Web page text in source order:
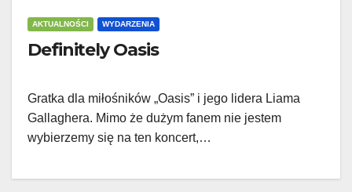
AKTUALNOŚCI WYDARZENIA
Definitely Oasis
Gratka dla miłośników „Oasis” i jego lidera Liama
Gallaghera. Mimo że dużym fanem nie jestem
wybierzemy się na ten koncert,…